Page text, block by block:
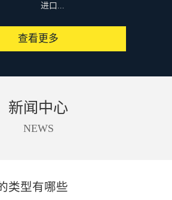
快速、
、太阳
进口...
的图像，通过相机提取轮廓或者
设备进行切割。同时软件还支持
自动化处理。根据不同客户的不
丝花边切割、超大图形拼接切
查看更多
新闻中心
NEWS
类型有哪些